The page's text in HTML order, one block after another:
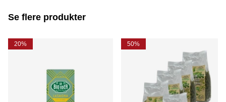
Se flere produkter
20% 50%